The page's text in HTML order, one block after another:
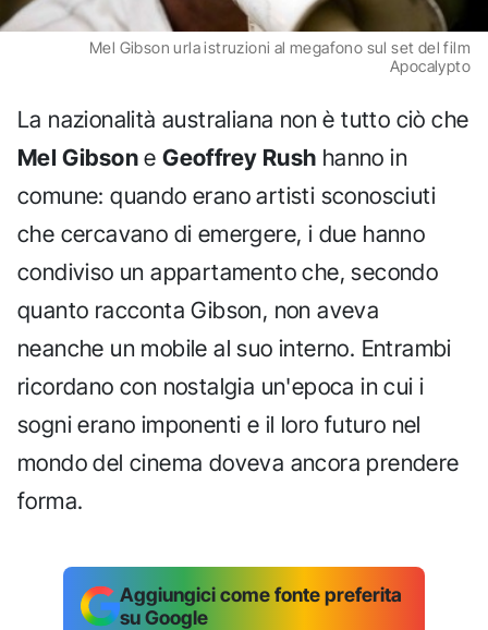
Mel Gibson urla istruzioni al megafono sul set del film
Apocalypto
La nazionalità australiana non è tutto ciò che
Mel Gibson eGeoffrey Rush hanno in
comune: quando erano artisti sconosciuti
che cercavano di emergere, i due hanno
condiviso un appartamento che, secondo
quanto racconta Gibson, non aveva
neanche un mobile al suo interno. Entrambi
ricordano con nostalgia un'epoca in cui i
sogni erano imponenti e il loro futuro nel
mondo del cinema doveva ancora prendere
forma.
Aggiungici come fonte preferita
su Google